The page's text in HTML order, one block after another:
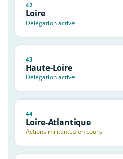
42
Loire
Délégation active
43
Haute-Loire
Délégation active
44
Loire-Atlantique
Actions militantes en cours